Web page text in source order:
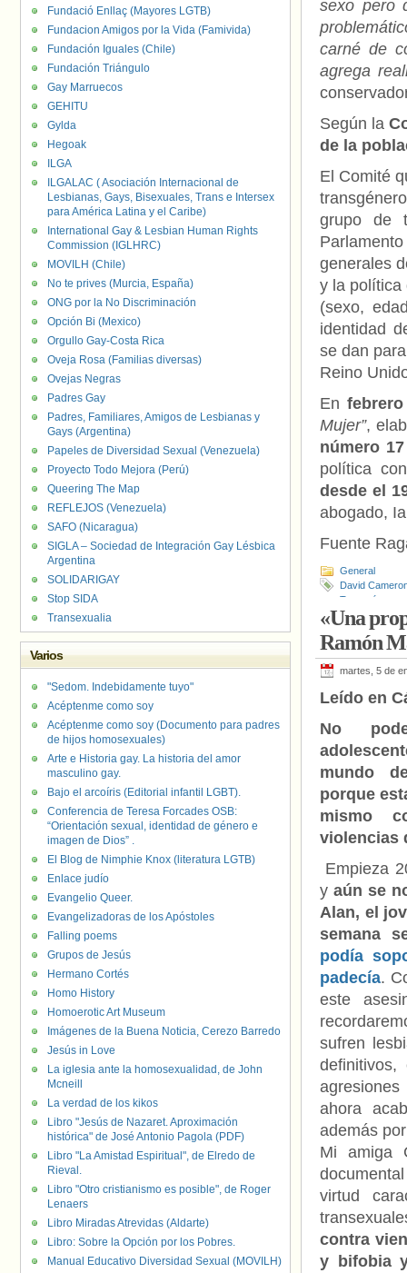
sexo pero
carné de
agrega
Según la
de la
El Comité
grupo de
generales
y la política
(sexo,
identidad
se dan
Reino
En
Mujer”,
número
política
desde el
abogado,
Fuente
General
David
Transgénero
«Una
Ramón
martes, 5 de
Leído en
No
mundo
porque
mismo
violencias
Empieza
yaún se
Alan, el
semana
podía
padecía.
este
sufren
ahora
además
Mi amiga
virtud
contra
y bifobia
Fundació Enllaç (Mayores LGTB)
Fundacion Amigos por la Vida (Famivida)
Fundación Iguales (Chile)
Fundación Triángulo
Gay Marruecos
GEHITU
Gylda
Hegoak
ILGA
ILGALAC ( Asociación Internacional de
Lesbianas, Gays, Bisexuales, Trans e Intersex
para América Latina y el Caribe)
International Gay & Lesbian Human Rights
Commission (IGLHRC)
MOVILH (Chile)
No te prives (Murcia, España)
ONG por la No Discriminación
Opción Bi (Mexico)
Orgullo Gay-Costa Rica
Oveja Rosa (Familias diversas)
Ovejas Negras
Padres Gay
Padres, Familiares, Amigos de Lesbianas y
Gays (Argentina)
Papeles de Diversidad Sexual (Venezuela)
Proyecto Todo Mejora (Perú)
Queering The Map
REFLEJOS (Venezuela)
SAFO (Nicaragua)
SIGLA – Sociedad de Integración Gay Lésbica
Argentina
SOLIDARIGAY
Stop SIDA
Transexualia
Varios
"Sedom. Indebidamente tuyo"
Acéptenme como soy
Acéptenme como soy (Documento para padres
de hijos homosexuales)
Arte e Historia gay. La historia del amor
masculino gay.
Bajo el arcoíris (Editorial infantil LGBT).
Conferencia de Teresa Forcades OSB:
“Orientación sexual, identidad de género e
imagen de Dios” .
El Blog de Nimphie Knox (literatura LGTB)
Enlace judío
Evangelio Queer.
Evangelizadoras de los Apóstoles
Falling poems
Grupos de Jesús
Hermano Cortés
Homo History
Homoerotic Art Museum
Imágenes de la Buena Noticia, Cerezo Barredo
Jesús in Love
La iglesia ante la homosexualidad, de John
Mcneill
La verdad de los kikos
Libro "Jesús de Nazaret. Aproximación
histórica" de José Antonio Pagola (PDF)
Libro "La Amistad Espiritual", de Elredo de
Rieval.
Libro "Otro cristianismo es posible", de Roger
Lenaers
Libro Miradas Atrevidas (Aldarte)
Libro: Sobre la Opción por los Pobres.
Manual Educativo Diversidad Sexual (MOVILH)